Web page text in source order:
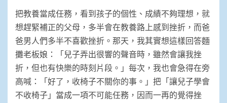
把教養當成任務，看到孩子的個性、成績不夠理想，就
想趕緊補正的父母，多半會在教養路上感到挫折，而爸
爸男人們多半不喜歡挫折。那天，我其實想這樣回答麵
攤老板娘：「兒子弄出很響的聲音時，雖然會讓我挫
折，但也有快樂的時刻片段。」每次，我也會急得在旁
高喊：「好了，收椅子不關你的事。」把「讓兒子學會
不收椅子」當成一項不可能任務，因而一再的覺得挫